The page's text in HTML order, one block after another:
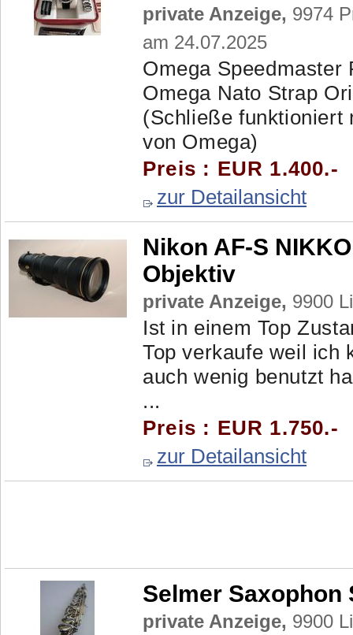
private Anzeige, 9974
am 24.07.2025
Omega Speedmaster
Omega Nato Strap
(Schließe funktioniert
von Omega)
Preis : EUR 1.400.-
zur Detailansicht
Nikon AF-S
Objektiv
private Anzeige, 9900
Ist in einem Top
Top verkaufe weil ich
auch wenig benutzt
...
Preis : EUR 1.750.-
zur Detailansicht
Selmer Saxophon
private Anzeige, 9900